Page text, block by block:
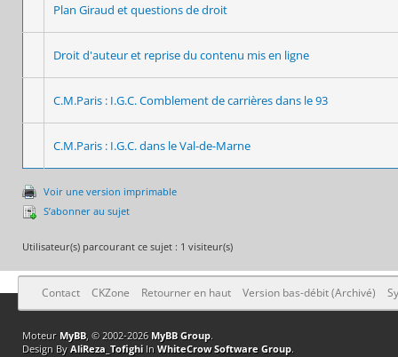
Plan Giraud et questions de droit
Droit d'auteur et reprise du contenu mis en ligne
C.M.Paris : I.G.C. Comblement de carrières dans le 93
C.M.Paris : I.G.C. dans le Val-de-Marne
Voir une version imprimable
S’abonner au sujet
Utilisateur(s) parcourant ce sujet : 1 visiteur(s)
Contact CKZone Retourner en haut Version bas-débit (Archivé)
Moteur MyBB, © 2002-2026 MyBB Group.
Design By AliReza_TofighiIn WhiteCrow Software Group.